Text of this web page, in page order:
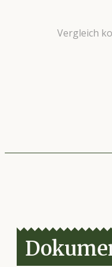
Vergleich